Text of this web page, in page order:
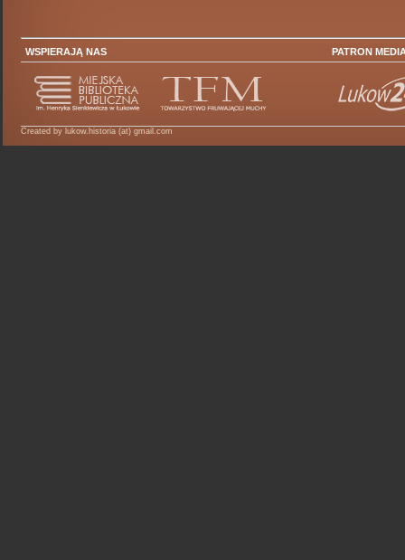
WSPIERAJĄ NAS PATRON
Created by lukow.historia (at) gmail.com